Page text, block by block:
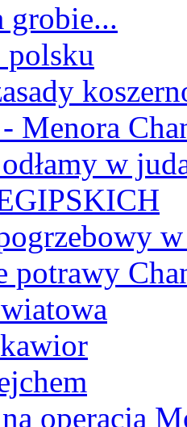
grobie...
polsku
Menora
w
potrawy
operacja